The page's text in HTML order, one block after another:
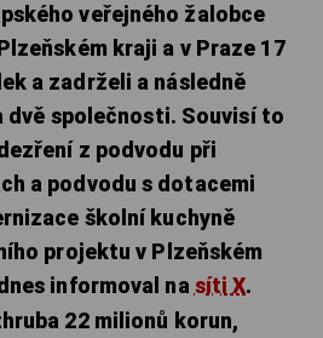
veřejného žalobce
kraji a v Praze 17
a zadrželi a následně
dvě společnosti. Souvisí to
z podvodu při
a podvodu s dotacemi
školní kuchyně
projektu v Plzeňském
informoval na síti X.
22 milionů korun,